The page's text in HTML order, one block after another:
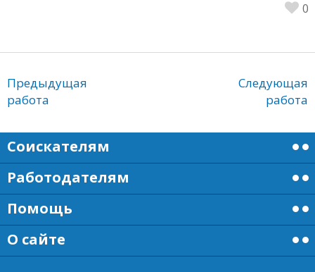
0
Предыдущая
работа
Следующая
работа
Соискателям
Работодателям
Помощь
О сайте